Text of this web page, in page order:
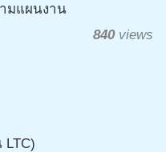
มแผนงาน
840views